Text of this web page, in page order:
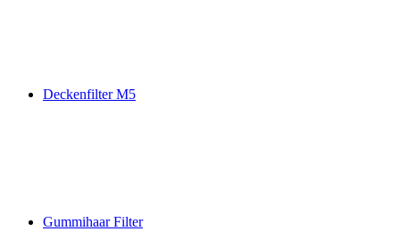
Deckenfilter M5
Gummihaar Filter